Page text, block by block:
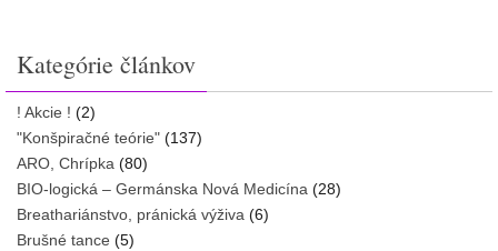
Kategórie článkov
! Akcie ! (2)
"Konšpiračné teórie" (137)
ARO, Chrípka (80)
BIO-logická – Germánska Nová Medicína (28)
Breathariánstvo, pránická výživa (6)
Brušné tance (5)